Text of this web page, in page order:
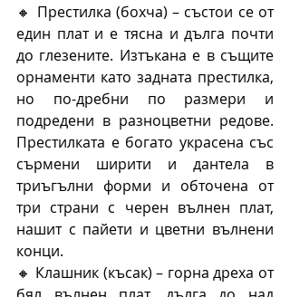
🔸 Престилка (бохча) – състои се от
един плат и е тясна и дълга почти
до глезените. Изтъкана е в същите
орнаменти като задната престилка,
но по-дребни по размери и
подредени в разноцветни редове.
Престилката е богато украсена със
сърмени ширити и дантела в
триъгълни форми и обточена от
три страни с черен вълнен плат,
нашит с пайети и цветни вълнени
конци.
🔸 Клашник (късак) – горна дреха от